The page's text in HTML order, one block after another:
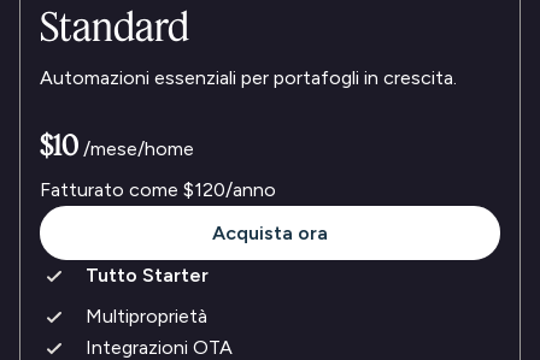
Standard
Automazioni essenziali per portafogli in crescita.
$10 /mese/home
Fatturato come $120/anno
Acquista ora
Tutto Starter
Multiproprietà
Integrazioni OTA